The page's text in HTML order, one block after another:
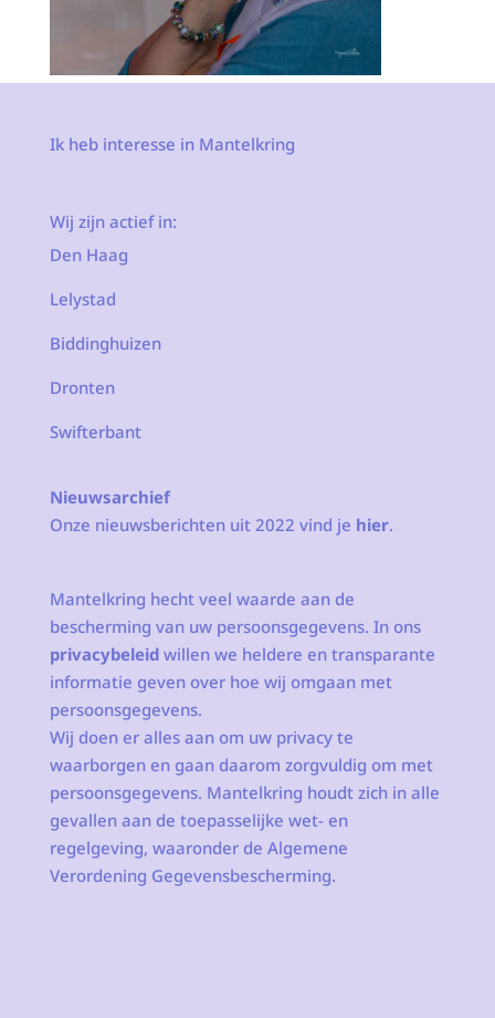
Ik heb interesse in Mantelkring
Wij zijn actief in:
Den Haag
Lelystad
Biddinghuizen
Dronten
Swifterbant
Nieuwsarchief
Onze nieuwsberichten uit 2022 vind je hier.
Mantelkring hecht veel waarde aan de
bescherming van uw persoonsgegevens. In ons
privacybeleidwillen we heldere en transparante
informatie geven over hoe wij omgaan met
persoonsgegevens.
Wij doen er alles aan om uw privacy te
waarborgen en gaan daarom zorgvuldig om met
persoonsgegevens. Mantelkring houdt zich in alle
gevallen aan de toepasselijke wet- en
regelgeving, waaronder de Algemene
Verordening Gegevensbescherming.